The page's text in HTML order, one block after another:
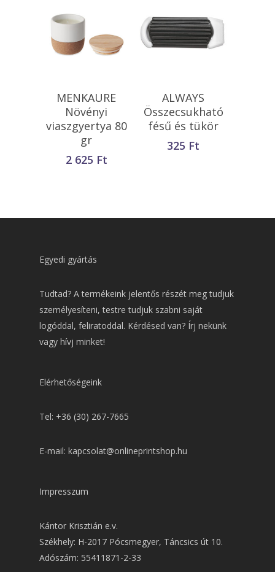
Kosárba
Teszem
MENKAURE
Növényi
viaszgyertya 80
gr
2 625 Ft
Kosárba
Teszem
ALWAYS
Összecsukható
fésű és tükör
325 Ft
Egyedi gyártás
Tudtad? A termékeink jelentős részét meg tudjuk
személyesíteni, testre tudjuk szabni saját
logóddal, feliratoddal. Kérdésed van? Írj nekünk
vagy hívj minket!
Elérhetőségeink
Tel: +36 (30) 267-7665
E-mail: kapcsolat@onlineprintshop.hu
Impresszum
Kántor Krisztián e.v.
Székhely: H-2017 Pócsmegyer, Táncsics út 10.
Adószám: 55411871-2-33